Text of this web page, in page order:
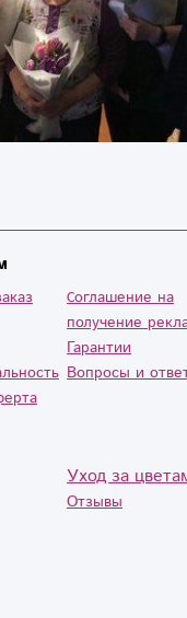
Cоглашение на
получение
Гарантии
Вопросы и
Уход за
Отзывы